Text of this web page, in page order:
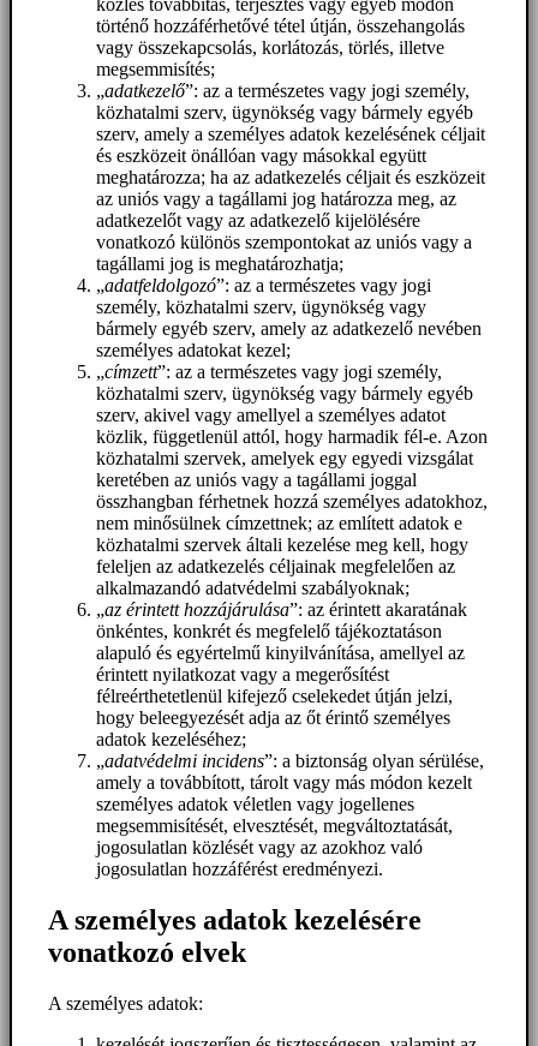
közlés továbbítás, terjesztés vagy egyéb módon
történő hozzáférhetővé tétel útján, összehangolás
vagy összekapcsolás, korlátozás, törlés, illetve
megsemmisítés;
„adatkezelő”: az a természetes vagy jogi személy,
közhatalmi szerv, ügynökség vagy bármely egyéb
szerv, amely a személyes adatok kezelésének céljait
és eszközeit önállóan vagy másokkal együtt
meghatározza; ha az adatkezelés céljait és eszközeit
az uniós vagy a tagállami jog határozza meg, az
adatkezelőt vagy az adatkezelő kijelölésére
vonatkozó különös szempontokat az uniós vagy a
tagállami jog is meghatározhatja;
„adatfeldolgozó”: az a természetes vagy jogi
személy, közhatalmi szerv, ügynökség vagy
bármely egyéb szerv, amely az adatkezelő nevében
személyes adatokat kezel;
„címzett”: az a természetes vagy jogi személy,
közhatalmi szerv, ügynökség vagy bármely egyéb
szerv, akivel vagy amellyel a személyes adatot
közlik, függetlenül attól, hogy harmadik fél-e. Azon
közhatalmi szervek, amelyek egy egyedi vizsgálat
keretében az uniós vagy a tagállami joggal
összhangban férhetnek hozzá személyes adatokhoz,
nem minősülnek címzettnek; az említett adatok e
közhatalmi szervek általi kezelése meg kell, hogy
feleljen az adatkezelés céljainak megfelelően az
alkalmazandó adatvédelmi szabályoknak;
„az érintett hozzájárulása”: az érintett akaratának
önkéntes, konkrét és megfelelő tájékoztatáson
alapuló és egyértelmű kinyilvánítása, amellyel az
érintett nyilatkozat vagy a megerősítést
félreérthetetlenül kifejező cselekedet útján jelzi,
hogy beleegyezését adja az őt érintő személyes
adatok kezeléséhez;
„adatvédelmi incidens”: a biztonság olyan sérülése,
amely a továbbított, tárolt vagy más módon kezelt
személyes adatok véletlen vagy jogellenes
megsemmisítését, elvesztését, megváltoztatását,
jogosulatlan közlését vagy az azokhoz való
jogosulatlan hozzáférést eredményezi.
A személyes adatok kezelésére
vonatkozó elvek
A személyes adatok: